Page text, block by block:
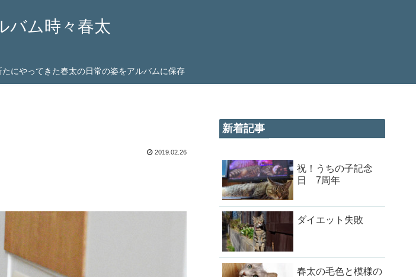
バム時々春太
にやってきた春太の日常の姿をアルバムに保存
2019.02.26
新着記事
祝！うちの子記念
日 7周年
ダイエット失敗
春太の毛色と模様の